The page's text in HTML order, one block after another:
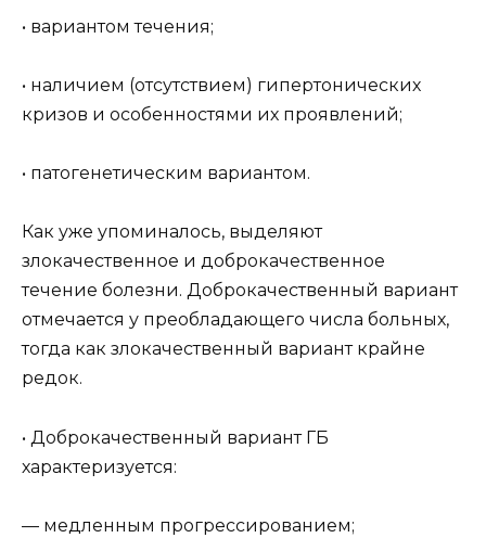
• вариантом течения;
• наличием (отсутствием) гипертонических
кризов и особенностями их проявлений;
• патогенетическим вариантом.
Как уже упоминалось, выделяют
злокачественное и доброкачественное
течение болезни. Доброкачественный вариант
отмечается у преобладающего числа больных,
тогда как злокачественный вариант крайне
редок.
• Доброкачественный вариант ГБ
характеризуется:
— медленным прогрессированием;